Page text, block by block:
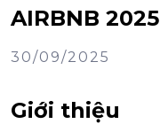
AIRBNB 2025
30/09/2025
Giới thiệu